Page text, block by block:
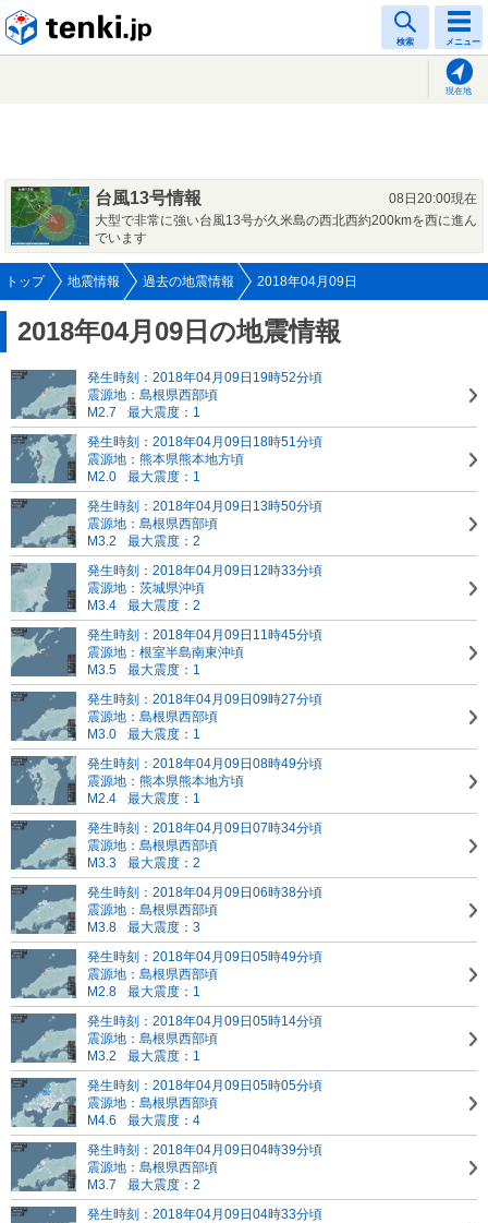
検索 メニュー
現在地
台風13号情報
08日20:00現在
大型で非常に強い台風13号が久米島の西北西約200kmを西に進ん
でいます
トップ 地震情報 過去の地震情報 2018年04月09日
2018年04月09日の地震情報
発生時刻：2018年04月09日19時52分頃
震源地：島根県西部頃
M2.7
最大震度：1
発生時刻：2018年04月09日18時51分頃
震源地：熊本県熊本地方頃
M2.0
最大震度：1
発生時刻：2018年04月09日13時50分頃
震源地：島根県西部頃
M3.2
最大震度：2
発生時刻：2018年04月09日12時33分頃
震源地：茨城県沖頃
M3.4
最大震度：2
発生時刻：2018年04月09日11時45分頃
震源地：根室半島南東沖頃
M3.5
最大震度：1
発生時刻：2018年04月09日09時27分頃
震源地：島根県西部頃
M3.0
最大震度：1
発生時刻：2018年04月09日08時49分頃
震源地：熊本県熊本地方頃
M2.4
最大震度：1
発生時刻：2018年04月09日07時34分頃
震源地：島根県西部頃
M3.3
最大震度：2
発生時刻：2018年04月09日06時38分頃
震源地：島根県西部頃
M3.8
最大震度：3
発生時刻：2018年04月09日05時49分頃
震源地：島根県西部頃
M2.8
最大震度：1
発生時刻：2018年04月09日05時14分頃
震源地：島根県西部頃
M3.2
最大震度：1
発生時刻：2018年04月09日05時05分頃
震源地：島根県西部頃
M4.6
最大震度：4
発生時刻：2018年04月09日04時39分頃
震源地：島根県西部頃
M3.7
最大震度：2
発生時刻：2018年04月09日04時33分頃